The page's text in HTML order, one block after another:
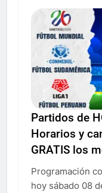
Partidos de
Horarios y
GRATIS los
Programación
hoy sábado 08